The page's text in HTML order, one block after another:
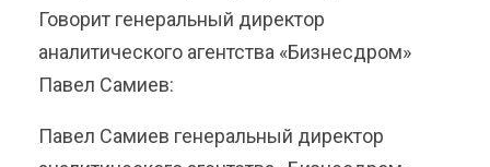
Говорит генеральный директор
аналитического агентства «Бизнесдром»
Павел Самиев:
Павел Самиев генеральный директор